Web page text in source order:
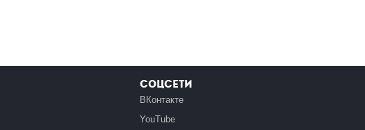
Соцсети
ВКонтакте
YouTube